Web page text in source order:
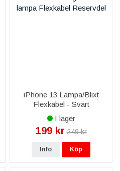
iPhone 13 Lampa/Blixt
Flexkabel - Svart
I lager
199 kr 249 kr
Info Köp